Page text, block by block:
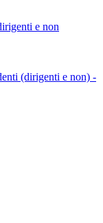
e non
(dirigenti e non) -